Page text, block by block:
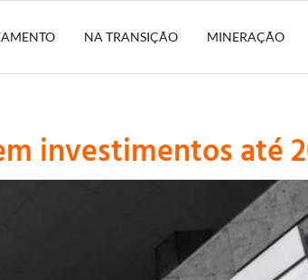
NA TRANSIÇÃO MINERAÇÃO
investimentos até